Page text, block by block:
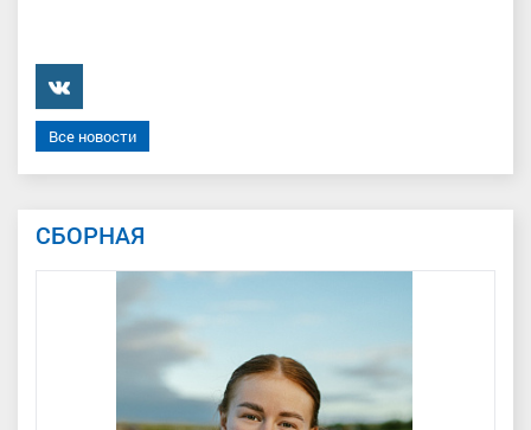
���������
Все новости
СБОРНАЯ